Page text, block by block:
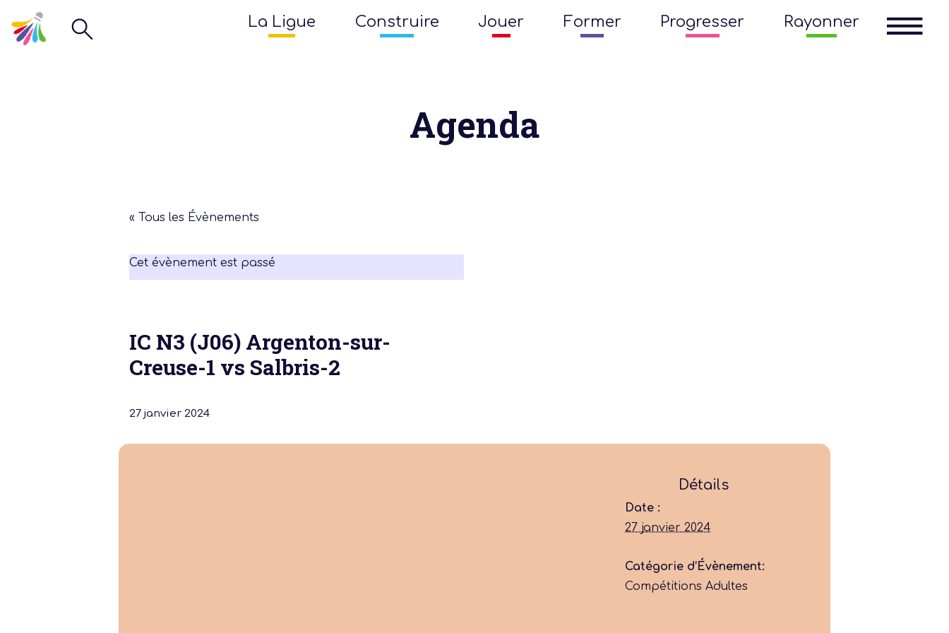
La Ligue Construire Jouer Former Progresser Rayonner
Construire
Agenda
« Tous les Évènements
Cet évènement est passé
IC N3 (J06) Argenton-sur-
Creuse-1 vs Salbris-2
27 janvier 2024
Détails
Date :
27 janvier 2024
Catégorie d’Évènement:
Compétitions Adultes